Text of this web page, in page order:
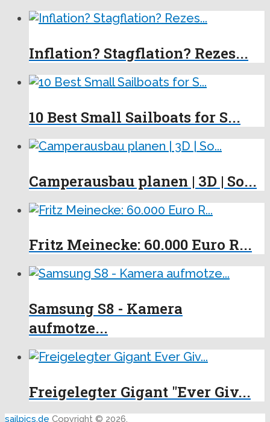
Inflation? Stagflation? Rezes...
10 Best Small Sailboats for S...
Camperausbau planen | 3D | So...
Fritz Meinecke: 60.000 Euro R...
Samsung S8 - Kamera
aufmotze...
Freigelegter Gigant "Ever Giv...
sailpics.de Copyright © 2026.